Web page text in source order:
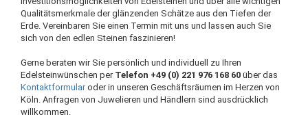
Qualitätsmerkmale der glänzenden Schätze aus den Tiefen der
Erde. Vereinbaren Sie einen Termin mit uns und lassen auch Sie
sich von den edlen Steinen faszinieren!
Gerne beraten wir Sie persönlich und individuell zu Ihren
Edelsteinwünschen per Telefon +49 (0) 221 976 168 60 über das
Kontaktformularoder in unseren Geschäftsräumen im Herzen von
Köln. Anfragen von Juwelieren und Händlern sind ausdrücklich
willkommen.